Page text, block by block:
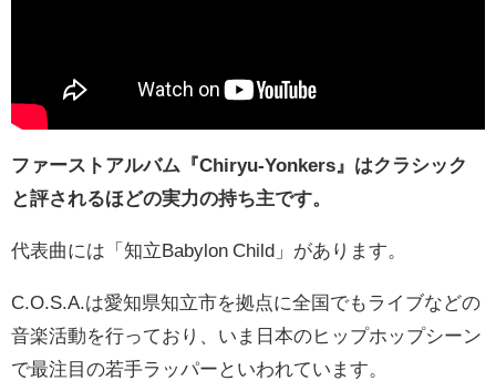
ファーストアルバム『Chiryu-Yonkers』はクラシック
と評されるほどの実力の持ち主です。
代表曲には「知立Babylon Child」があります。
C.O.S.A.は愛知県知立市を拠点に全国でもライブなどの
音楽活動を行っており、いま日本のヒップホップシーン
で最注目の若手ラッパーといわれています。